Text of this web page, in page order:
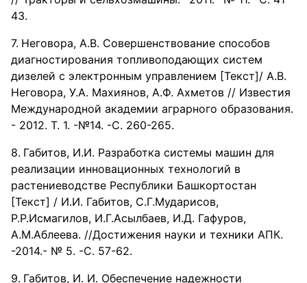
43.
Неговора, А.В. Совершенствование способов
диагностирования топливоподающих систем
дизелей с электронным управлением [Текст]/ А.В.
Неговора, У.А. Махиянов, А.Ф. Ахметов // Известия
Международной академии аграрного образования.
- 2012. Т. 1. -№14. -С. 260-265.
Габитов, И.И. Разработка системы машин для
реализации инновационных технологий в
растениеводстве Республики Башкортостан
[Текст] / И.И. Габитов, С.Г.Мударисов,
Р.Р.Исмагилов, И.Г.Асылбаев, И.Д. Гафуров,
А.М.Аблеева. //Достижения науки и техники АПК.
-2014.- № 5. -С. 57-62.
Габитов, И. И. Обеспечение надежности